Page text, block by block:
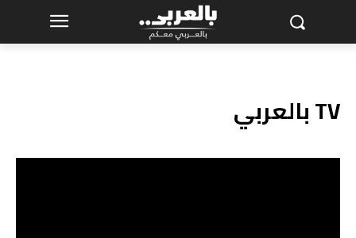
بالعربي TV